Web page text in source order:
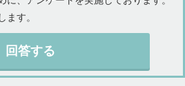
ます。
回答する